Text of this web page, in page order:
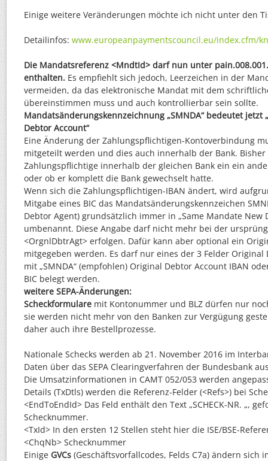
Einige weitere Veränderungen möchte ich nicht unter den
Detailinfos: www.europeanpaymentscouncil.eu/index.cfm/
Die Mandatsreferenz <MndtId> darf nun unter
enthalten. Es empfiehlt sich jedoch, Leerzeichen in der
vermeiden, da das elektronische Mandat mit dem
übereinstimmen muss und auch kontrollierbar sein sollte.
Mandatsänderungskennzeichnung „SMNDA“ bedeutet jetzt
Debtor Account“
Eine Änderung der Zahlungspflichtigen-Kontoverbindung
mitgeteilt werden und dies auch innerhalb der Bank.
Zahlungspflichtige innerhalb der gleichen Bank ein ein
oder ob er komplett die Bank gewechselt hatte.
Wenn sich die Zahlungspflichtigen-IBAN ändert, wird
Mitgabe eines BIC das Mandatsänderungskennzeichen
Debtor Agent) grundsätzlich immer in „Same Mandate New
umbenannt. Diese Angabe darf nicht mehr bei der
<OrgnlDbtrAgt> erfolgen. Dafür kann aber optional ein
mitgegeben werden. Es darf nur eines der 3 Felder Original
mit „SMNDA“ (empfohlen) Original Debtor Account IBAN
BIC belegt werden.
weitere SEPA-Änderungen:
Scheckformulare mit Kontonummer und BLZ dürfen nur
sie werden nicht mehr von den Banken zur Vergügung
daher auch ihre Bestellprozesse.
Nationale Schecks werden ab 21. November 2016 im
Daten über das SEPA Clearingverfahren der Bundesbank
Die Umsatzinformationen in CAMT 052/053 werden
Details (TxDtls) werden die Referenz-Felder (<Refs>) bei
<EndToEndId> Das Feld enthält den Text „SCHECK-NR. „,
Schecknummer.
<TxId> In den ersten 12 Stellen steht hier die ISE/BSE-
<ChqNb> Schecknummer
Einige GVCs (Geschäftsvorfallcodes, Felds C7a) ändern sich